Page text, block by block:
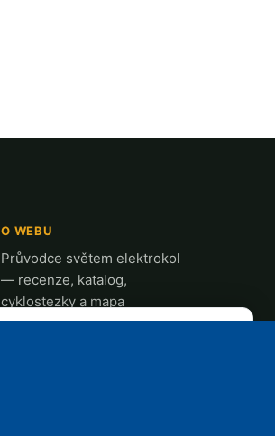
O WEBU
Průvodce světem elektrokol
— recenze, katalog,
cyklostezky a mapa
nabíjecích stanic z celé ČR.